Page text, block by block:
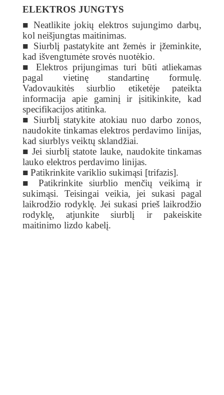
ELEKTROS JUNGTYS
■ Neatlikite jokių elektros sujungimo darbų,
kol neišjungtas maitinimas.
■ Siurblį pastatykite ant žemės ir įžeminkite,
kad išvengtumėte srovės nuotėkio.
■ Elektros prijungimas turi būti atliekamas
pagal vietinę standartinę formulę.
Vadovaukitės siurblio etiketėje pateikta
informacija apie gaminį ir įsitikinkite, kad
specifikacijos atitinka.
■ Siurblį statykite atokiau nuo darbo zonos,
naudokite tinkamas elektros perdavimo linijas,
kad siurblys veiktų sklandžiai.
■ Jei siurblį statote lauke, naudokite tinkamas
lauko elektros perdavimo linijas.
■ Patikrinkite variklio sukimąsi [trifazis].
■ Patikrinkite siurblio menčių veikimą ir
sukimąsi. Teisingai veikia, jei sukasi pagal
laikrodžio rodyklę. Jei sukasi prieš laikrodžio
rodyklę, atjunkite siurblį ir pakeiskite
maitinimo lizdo kabelį.